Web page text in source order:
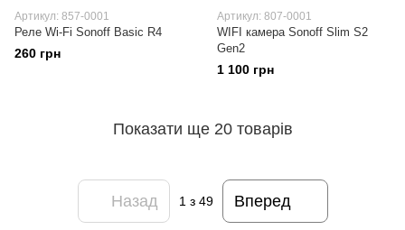
Артикул: 857-0001
Реле Wi-Fi Sonoff Basic R4
260 грн
Артикул: 807-0001
WIFI камера Sonoff Slim S2
Gen2
1 100 грн
Показати ще 20 товарів
Назад 1 з 49 Вперед